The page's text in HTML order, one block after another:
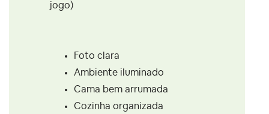
jogo)
Foto clara
Ambiente iluminado
Cama bem arrumada
Cozinha organizada